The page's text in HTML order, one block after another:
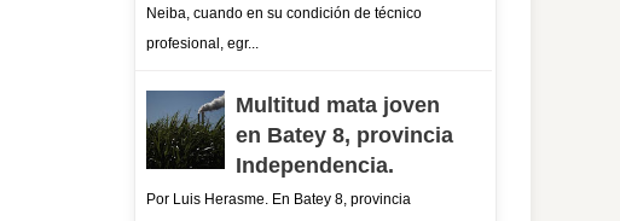
Neiba, cuando en su condición de técnico
profesional, egr...
Multitud mata joven
en Batey 8, provincia
Independencia.
Por Luis Herasme. En Batey 8, provincia